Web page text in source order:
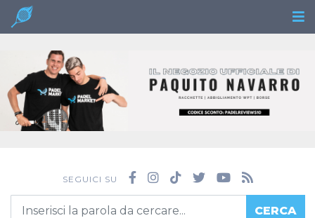
SEGUICI SU
CERCA